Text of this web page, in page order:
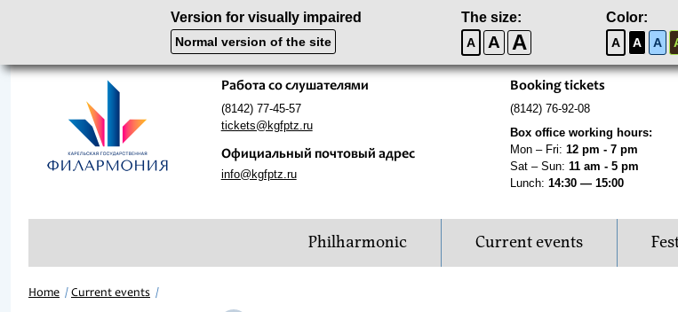
Version for visually impaired
Normal version of the site
The size:
A A A
Color:
A A A
Работа со слушателями
(8142) 77-45-57
tickets@kgfptz.ru
Официальный почтовый адрес
info@kgfptz.ru
Booking tickets
(8142) 76-92-08
Box office working hours:
Mon – Fri: 12 pm - 7 pm
Sat – Sun: 11 am - 5 pm
Lunch: 14:30 — 15:00
Philharmonic Current events
Home Current events